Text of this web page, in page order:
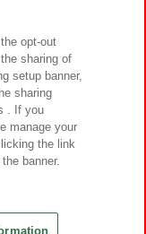
質問・お問い合わせ
Inc.
opt-out
sharing of
setup banner,
sharing
. If you
manage your
the link
banner.